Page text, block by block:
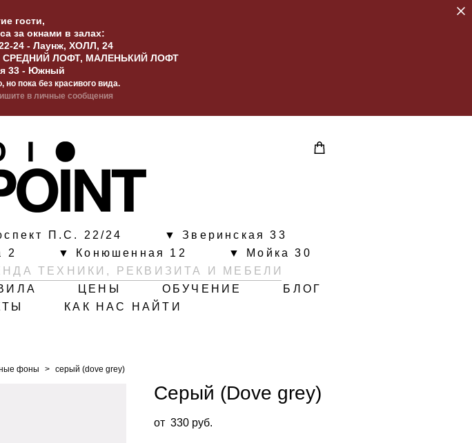
гости,
за окнами в залах:
24 - Лаунж, ХОЛЛ, 24
СРЕДНИЙ ЛОФТ, МАЛЕНЬКИЙ ЛОФТ
33 - Южный
но пока без красивого вида.
в личные сообщения
П.С. 22/24
▼ Зверинская 33
2 ▼ Конюшенная 12
▼ Мойка 30
ТЕХНИКИ, РЕКВИЗИТА И МЕБЕЛИ
ЦЕНЫ ОБУЧЕНИЕ
БЛОГ
КАК НАС НАЙТИ
фоны > серый (dove grey)
Серый (Dove grey)
от 330 pуб.